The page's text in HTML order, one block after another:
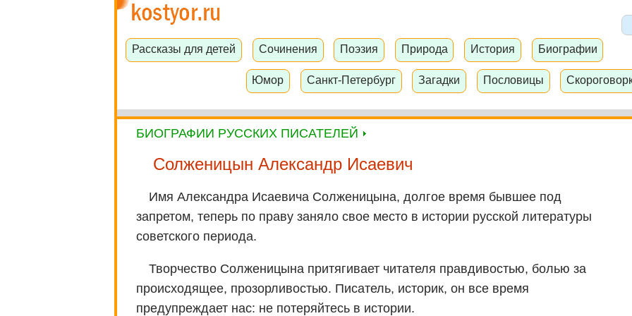
Рассказы для детей Сочинения Поэзия Природа История Биографии
Юмор Санкт-Петербург Загадки Пословицы
БИОГРАФИИ РУССКИХ ПИСАТЕЛЕЙ
Солженицын Александр Исаевич
Имя Александра Исаевича Солженицына, долгое время бывшее под
запретом, теперь по праву заняло свое место в истории русской литературы
советского периода.
Творчество Солженицына притягивает читателя правдивостью, болью за
происходящее, прозорливостью. Писатель, историк, он все время
предупреждает нас: не потеряйтесь в истории.